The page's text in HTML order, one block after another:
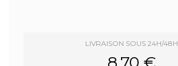
LIVRAISON SOUS 24H/48H